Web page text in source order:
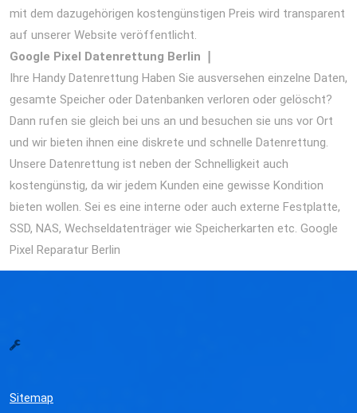
mit dem dazugehörigen kostengünstigen Preis wird transparent
auf unserer Website veröffentlicht.
Google Pixel Datenrettung Berlin ❘
Ihre Handy Datenrettung Haben Sie ausversehen einzelne Daten,
gesamte Speicher oder Datenbanken verloren oder gelöscht?
Dann rufen sie gleich bei uns an und besuchen sie uns vor Ort
und wir bieten ihnen eine diskrete und schnelle Datenrettung.
Unsere Datenrettung ist neben der Schnelligkeit auch
kostengünstig, da wir jedem Kunden eine gewisse Kondition
bieten wollen. Sei es eine interne oder auch externe Festplatte,
SSD, NAS, Wechseldatenträger wie Speicherkarten etc. Google
Pixel Reparatur Berlin
Sitemap